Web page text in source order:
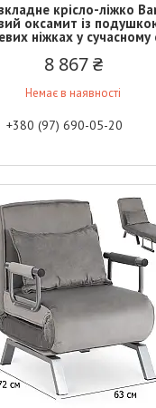
крісло-ліжко
оксамит із
ніжках у сучасному
8 867 ₴
Немає в наявності
+380 (97) 690-05-20